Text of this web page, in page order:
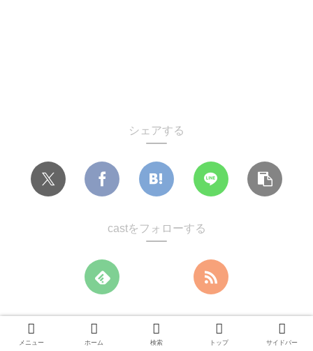
シェアする
castをフォローする
cast
メニュー ホーム 検索 トップ サイドバー